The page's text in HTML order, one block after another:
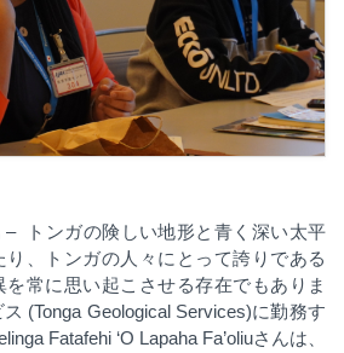
– トンガの険しい地形と青く深い太平
、トンガの人々にとって誇りである
常に思い起こさせる存在でもありま
(Tonga Geological Services)に勤務す
Fatafehi ‘O Lapaha Fa’oliuさんは、